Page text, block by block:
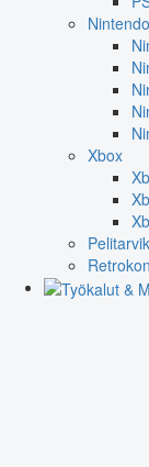
Nintendo
Xbox